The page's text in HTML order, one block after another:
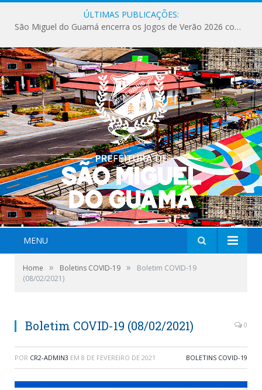
ÚLTIMAS PUBLICAÇÕES:
São Miguel do Guamá encerra os Jogos de Verão 2026 com sucesso de público e competições.
MENU
Home » Boletins COVID-19 »
Boletim COVID-19
(08/02/2021)
Boletim COVID-19 (08/02/2021) 0
POR CR2-ADMIN3 EM 8 DE FEVEREIRO DE 2021 BOLETINS COVID-19